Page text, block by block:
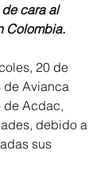
cara al
Colombia.
20 de
de Avianca
de Acdac,
debido a
sus